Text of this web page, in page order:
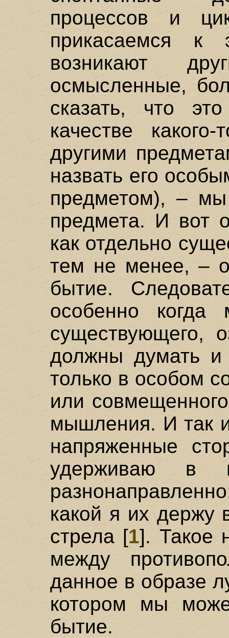
процессов и
прикасаемся
возникают
осмысленные,
сказать, что
качестве
другими
назвать его
предметом), –
предмета. И вот
как отдельно
тем не менее, –
бытие.
особенно
существующего,
должны думать
только в особом
или
мышления. И так
напряженные
удерживаю в
какой я их держу
стрела [1]. Такое
между
данное в образе
котором мы
бытие.